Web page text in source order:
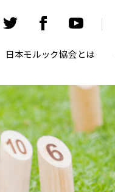
日本モルック協会とは